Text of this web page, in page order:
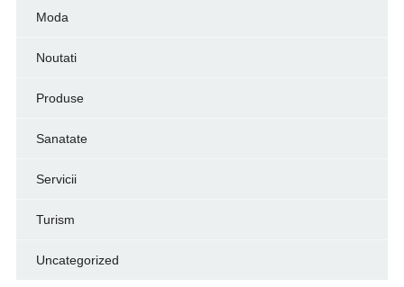
Moda
Noutati
Produse
Sanatate
Servicii
Turism
Uncategorized